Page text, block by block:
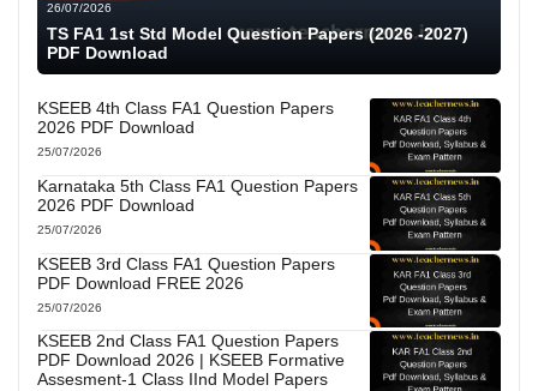
26/07/2026
TS FA1 1st Std Model Question Papers (2026 -2027)
PDF Download
KSEEB 4th Class FA1 Question Papers
2026 PDF Download
25/07/2026
Karnataka 5th Class FA1 Question Papers
2026 PDF Download
25/07/2026
KSEEB 3rd Class FA1 Question Papers
PDF Download FREE 2026
25/07/2026
KSEEB 2nd Class FA1 Question Papers
PDF Download 2026 | KSEEB Formative
Assesment-1 Class IInd Model Papers